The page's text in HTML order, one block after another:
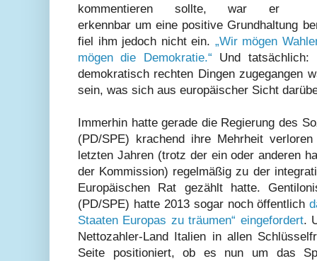
kommentieren sollte, war er
erkennbar um eine positive Grundhaltung
fiel ihm jedoch nicht ein. „Wir mögen
mögen die Demokratie.“ Und
demokratisch rechten Dingen zugegangen
sein, was sich aus europäischer Sicht
Immerhin hatte gerade die Regierung des
(PD/SPE) krachend ihre Mehrheit
letzten Jahren (trotz der ein oder anderen
der Kommission) regelmäßig zu der
Europäischen Rat gezählt hatte.
(PD/SPE) hatte 2013 sogar noch öffentlich
Staaten Europas zu träumen“ eingefordert.
Nettozahler-Land Italien in allen
Seite positioniert, ob es nun um das